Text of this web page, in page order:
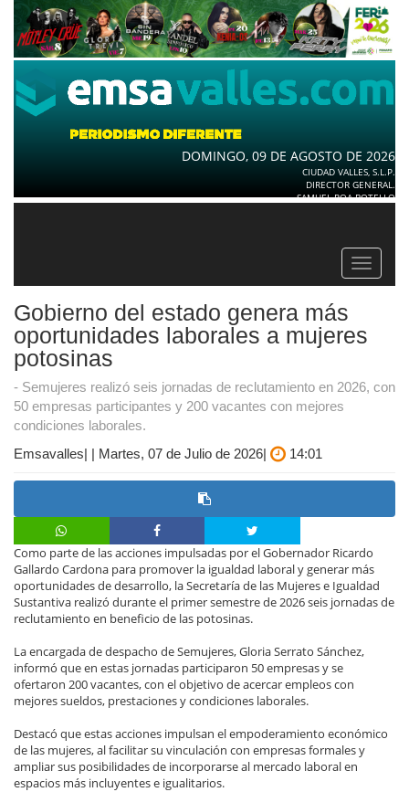
DOMINGO, 09 DE AGOSTO DE 2026
CIUDAD VALLES, S.L.P.
DIRECTOR GENERAL.
SAMUEL ROA BOTELLO
Toggle
Gobierno del estado genera más
oportunidades laborales a mujeres
potosinas
- Semujeres realizó seis jornadas de reclutamiento en 2026, con
50 empresas participantes y 200 vacantes con mejores
condiciones laborales.
Emsavalles| | Martes, 07 de Julio de 2026|
14:01
Como parte de las acciones impulsadas por el Gobernador Ricardo
Gallardo Cardona para promover la igualdad laboral y generar más
oportunidades de desarrollo, la Secretaría de las Mujeres e Igualdad
Sustantiva realizó durante el primer semestre de 2026 seis jornadas de
reclutamiento en beneficio de las potosinas.
La encargada de despacho de Semujeres, Gloria Serrato Sánchez,
informó que en estas jornadas participaron 50 empresas y se
ofertaron 200 vacantes, con el objetivo de acercar empleos con
mejores sueldos, prestaciones y condiciones laborales.
Destacó que estas acciones impulsan el empoderamiento económico
de las mujeres, al facilitar su vinculación con empresas formales y
ampliar sus posibilidades de incorporarse al mercado laboral en
espacios más incluyentes e igualitarios.